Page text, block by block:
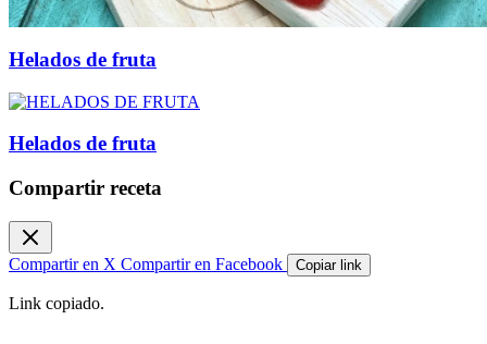
Helados de fruta
Helados de fruta
Compartir receta
Compartir en X Compartir en Facebook Copiar link
Link copiado.